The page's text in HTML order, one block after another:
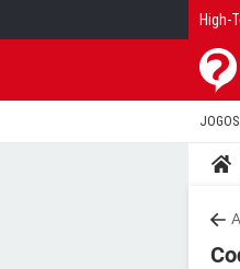
High-
JOGOS